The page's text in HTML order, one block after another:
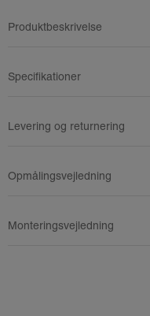
Produktbeskrivelse
Specifikationer
Levering og returnering
Opmålingsvejledning
Monteringsvejledning